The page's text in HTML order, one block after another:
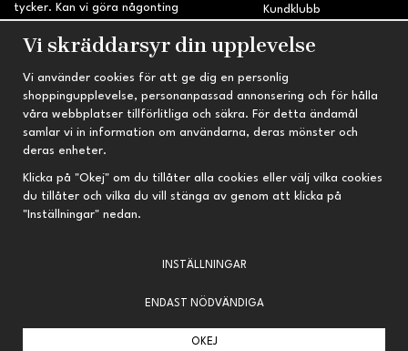
tycker. Kan vi göra någonting
sidan?
Kundklubb
Retur & Reklamation
INFORMATION
Om oss
Nyheter
Nyhetsbrev
Om cookies
Prenumeration
TRYGG HANDEL
Fri frakt vid köp över 695 kr
Kvalitetsprodukter till kanonpris
Vi skräddarsyr din upplevelse
Vi använder cookies för att ge dig en personlig
shoppingupplevelse, personanpassad annonsering och för hålla
våra webbplatser tillförlitliga och säkra. För detta ändamål
samlar vi in information om användarna, deras mönster och
deras enheter.
Klicka på "Okej" om du tillåter alla cookies eller välj vilka cookies
du tillåter och vilka du vill stänga av genom att klicka på
"Inställningar" nedan.
INSTÄLLNINGAR
ENDAST NÖDVÄNDIGA
OKEJ